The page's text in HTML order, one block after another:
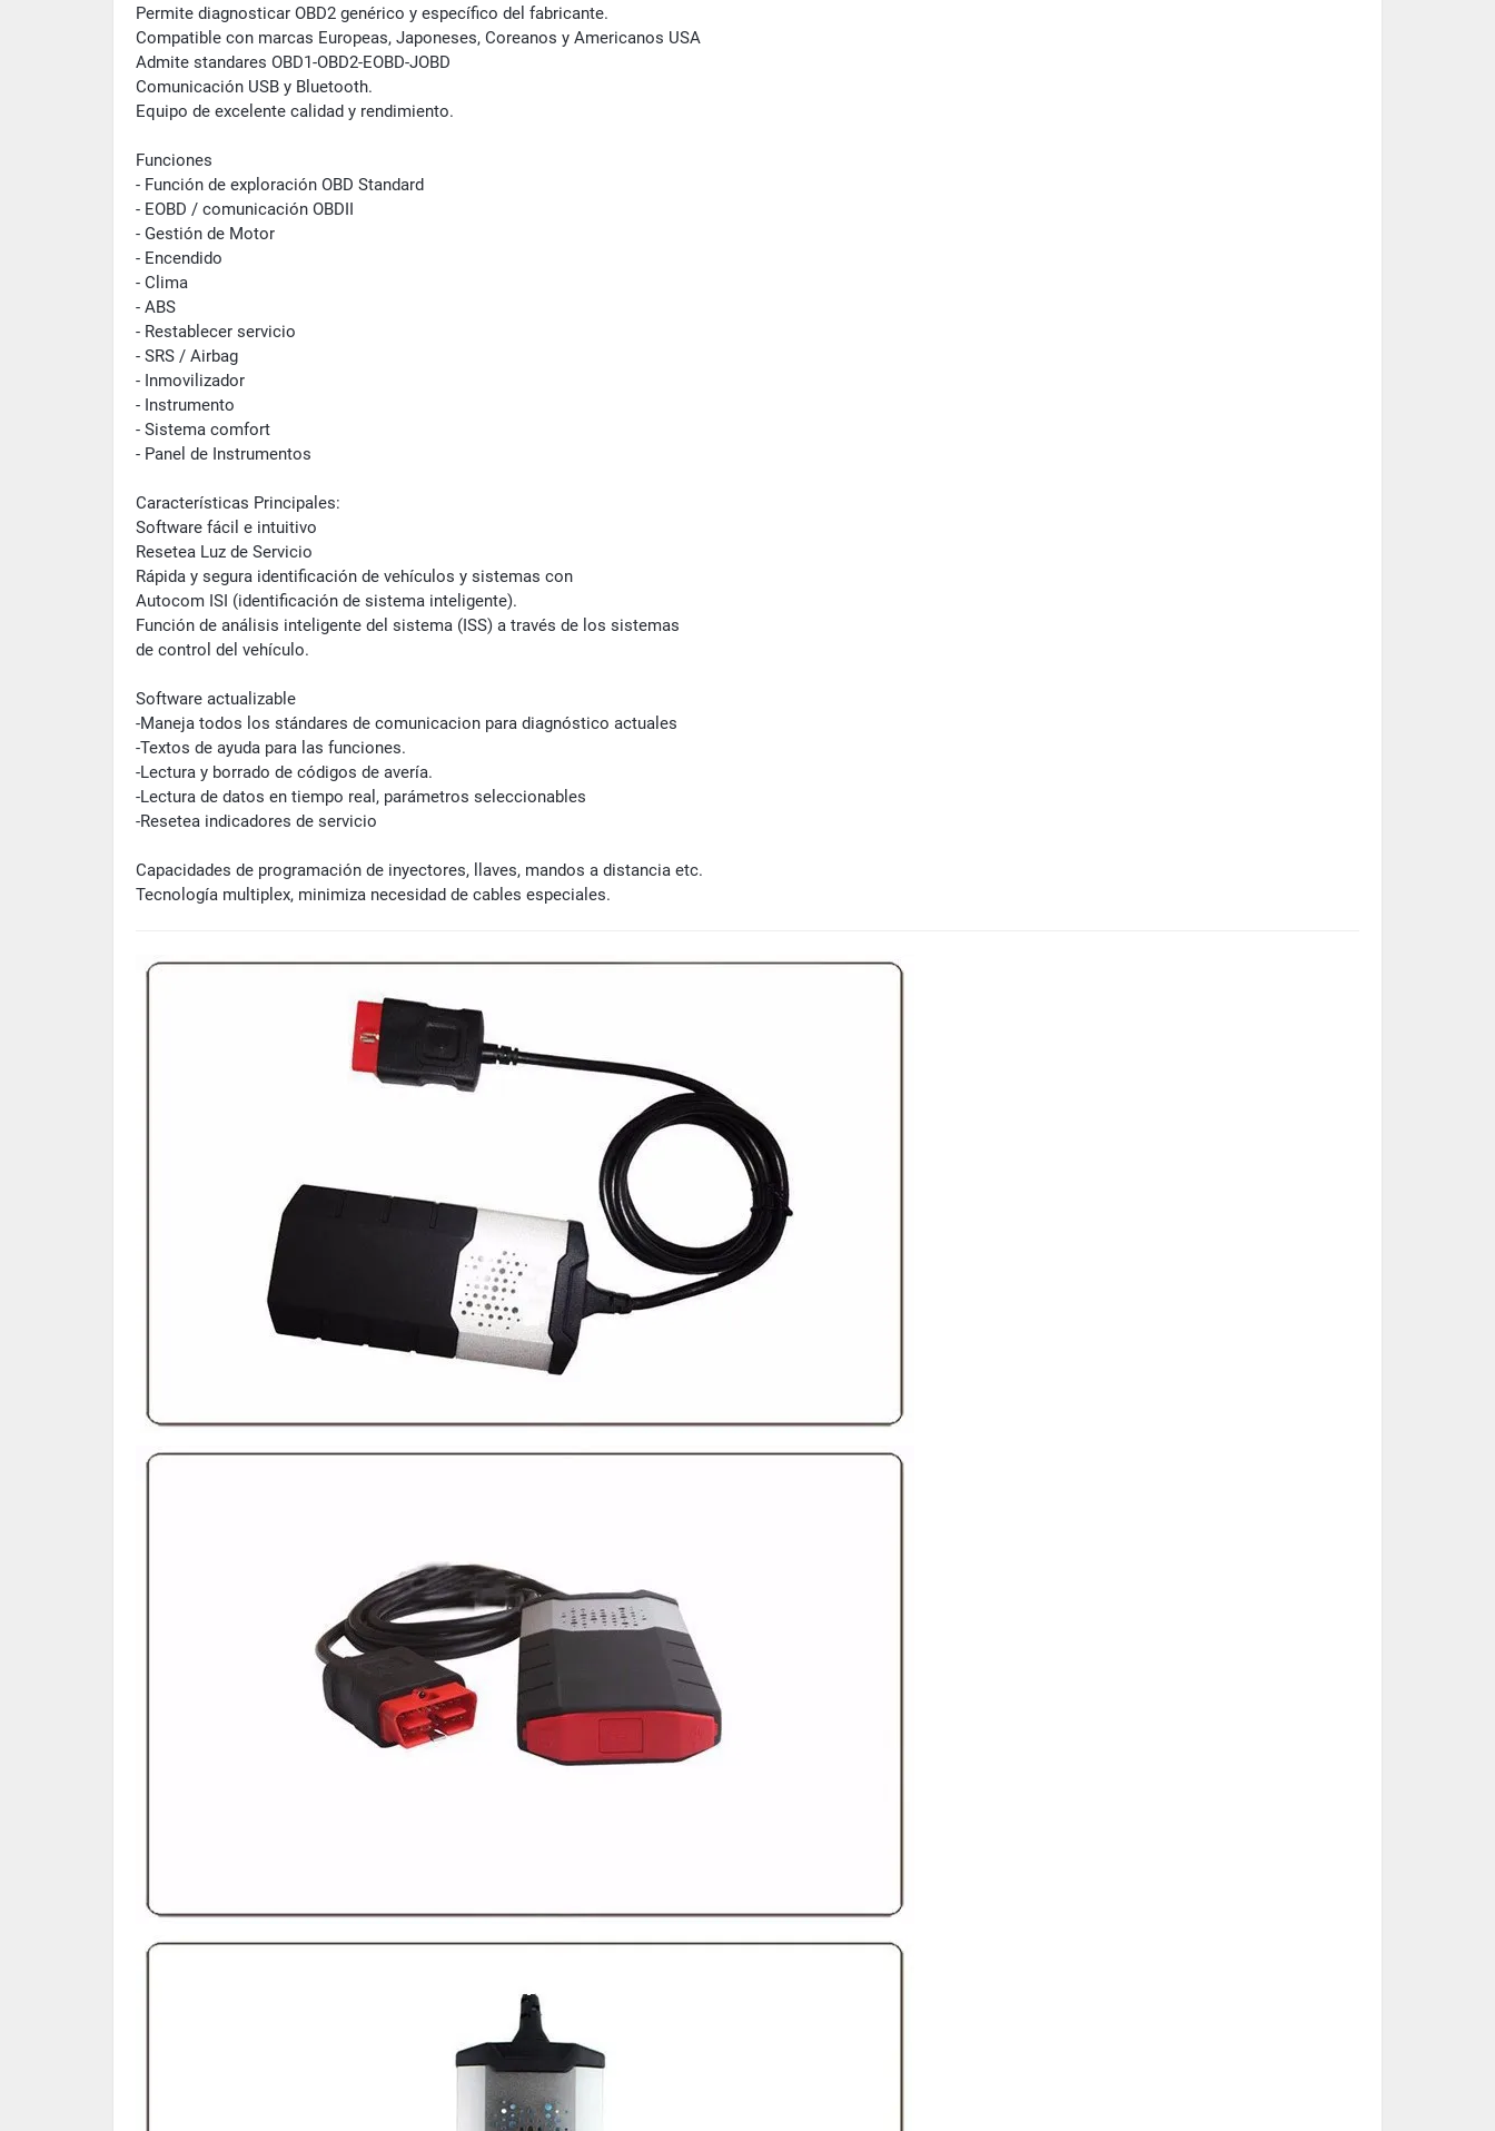
Permite diagnosticar OBD2 genérico y específico del fabricante.
Compatible con marcas Europeas, Japoneses, Coreanos y Americanos USA
Admite standares OBD1-OBD2-EOBD-JOBD
Comunicación USB y Bluetooth.
Equipo de excelente calidad y rendimiento.
Funciones
- Función de exploración OBD Standard
- EOBD / comunicación OBDII
- Gestión de Motor
- Encendido
- Clima
- ABS
- Restablecer servicio
- SRS / Airbag
- Inmovilizador
- Instrumento
- Sistema comfort
- Panel de Instrumentos
Características Principales:
Software fácil e intuitivo
Resetea Luz de Servicio
Rápida y segura identificación de vehículos y sistemas con
Autocom ISI (identificación de sistema inteligente).
Función de análisis inteligente del sistema (ISS) a través de los sistemas
de control del vehículo.
Software actualizable
-Maneja todos los stándares de comunicacion para diagnóstico actuales
-Textos de ayuda para las funciones.
-Lectura y borrado de códigos de avería.
-Lectura de datos en tiempo real, parámetros seleccionables
-Resetea indicadores de servicio
Capacidades de programación de inyectores, llaves, mandos a distancia etc.
Tecnología multiplex, minimiza necesidad de cables especiales.